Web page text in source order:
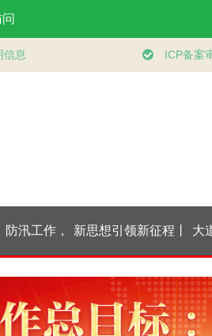
汛工作，
强调“宁
空”？
新思想引领新征程丨
服务消费扩容升级 激
发内需新活力
大道
情暖
首外